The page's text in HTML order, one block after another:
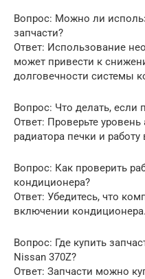
Вопрос: Можно ли
запчасти?
Ответ: Использование
может привести к
долговечности системы
Вопрос: Что делать, если
Ответ: Проверьте
радиатора печки и работу
Вопрос: Как проверить
кондиционера?
Ответ: Убедитесь, что
включении кондиционера.
Вопрос: Где купить
Nissan 370Z?
Ответ: Запчасти можно